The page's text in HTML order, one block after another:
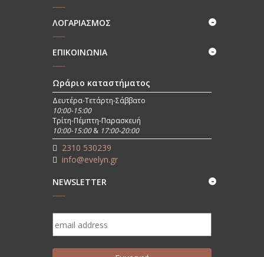
ΛΟΓΑΡΙΑΣΜΟΣ
ΕΠΙΚΟΙΝΩΝΊΑ
Ωράριο καταστήματος
Δευτέρα-Τετάρτη-Σάββατο
10:00-15:00
Τρίτη-Πέμπτη-Παρασκευή
10:00-15:00& 17:00-20:00
2310 530239
info@evelyn.gr
NEWSLETTER